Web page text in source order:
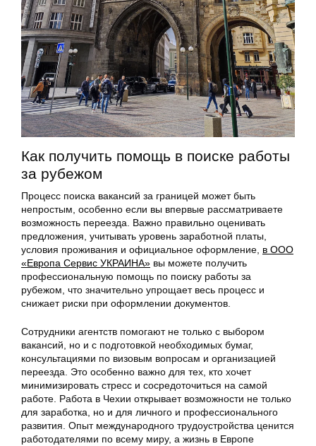
Как получить помощь в поиске работы
за рубежом
Процесс поиска вакансий за границей может быть
непростым, особенно если вы впервые рассматриваете
возможность переезда. Важно правильно оценивать
предложения, учитывать уровень заработной платы,
условия проживания и официальное оформление, в ООО
«Европа Сервис УКРАИНА» вы можете получить
профессиональную помощь по поиску работы за
рубежом, что значительно упрощает весь процесс и
снижает риски при оформлении документов.
Сотрудники агентств помогают не только с выбором
вакансий, но и с подготовкой необходимых бумаг,
консультациями по визовым вопросам и организацией
переезда. Это особенно важно для тех, кто хочет
минимизировать стресс и сосредоточиться на самой
работе. Работа в Чехии открывает возможности не только
для заработка, но и для личного и профессионального
развития. Опыт международного трудоустройства ценится
работодателями по всему миру, а жизнь в Европе